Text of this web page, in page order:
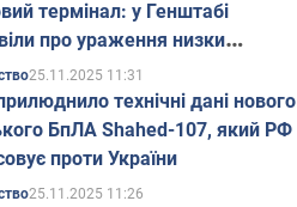
термінал: у Генштабі
про ураження низки
об'єктів Росії
25.11.2025 11:31
технічні дані нового
БпЛА Shahed-107, який РФ
проти України
25.11.2025 11:26